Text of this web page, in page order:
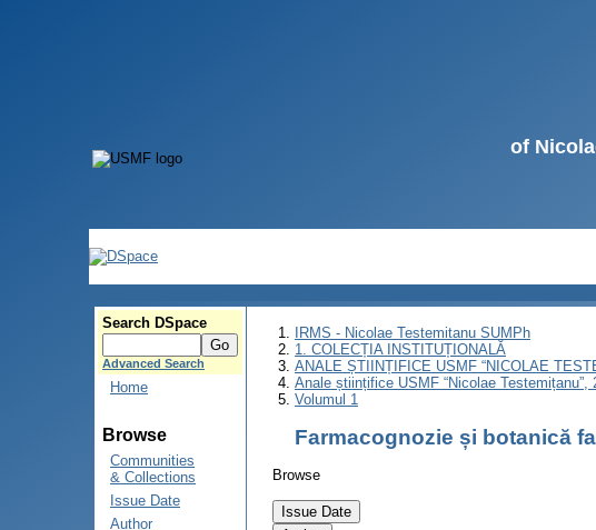
of
Search DSpace
Advanced Search
Home
Browse
Communities
& Collections
Issue Date
Author
IRMS - Nicolae Testemitanu SUMPh
1. COLECȚIA INSTITUȚIONALĂ
ANALE ȘTIINȚIFICE USMF “NICOLAE
Anale științifice USMF “Nicolae Testemițanu”,
Volumul 1
Farmacognozie și botanică
Browse